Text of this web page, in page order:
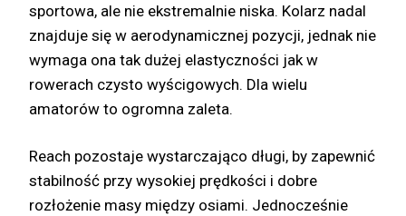
sportowa, ale nie ekstremalnie niska. Kolarz nadal
znajduje się w aerodynamicznej pozycji, jednak nie
wymaga ona tak dużej elastyczności jak w
rowerach czysto wyścigowych. Dla wielu
amatorów to ogromna zaleta.
Reach pozostaje wystarczająco długi, by zapewnić
stabilność przy wysokiej prędkości i dobre
rozłożenie masy między osiami. Jednocześnie